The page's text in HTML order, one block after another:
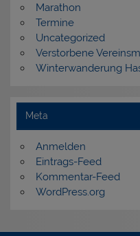
Marathon
Termine
Uncategorized
Verstorbene
Winterwanderung
Meta
Anmelden
Eintrags-Feed
Kommentar-Feed
WordPress.org